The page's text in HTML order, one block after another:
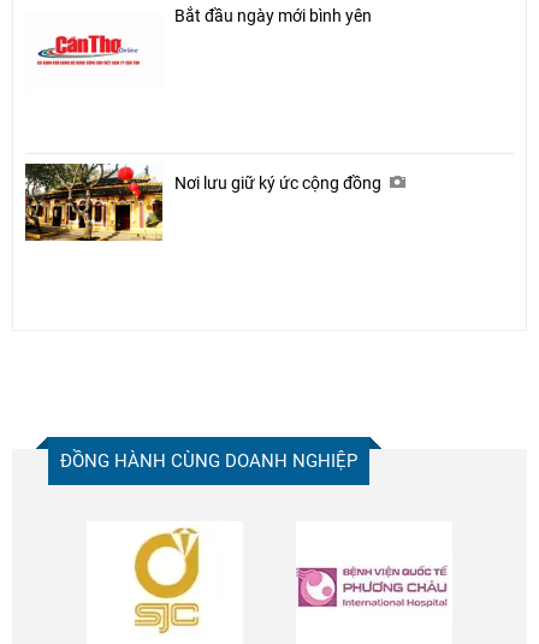
Bắt đầu ngày mới bình yên
Nơi lưu giữ ký ức cộng đồng
ĐỒNG HÀNH CÙNG DOANH NGHIỆP